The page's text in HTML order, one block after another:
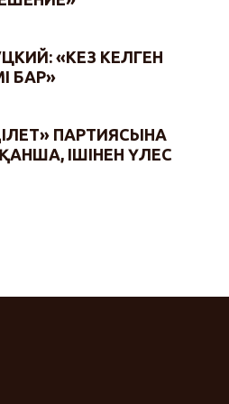
«КЕЗ КЕЛГЕН
БАР»
ПАРТИЯСЫНА
ІШІНЕН ҮЛЕС